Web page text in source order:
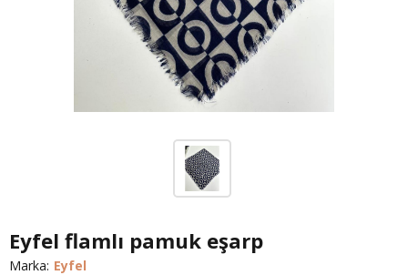
Eyfel flamlı pamuk eşarp
Marka: Eyfel